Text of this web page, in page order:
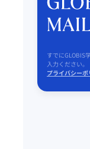
すでにGLOBIS
入力ください。
プライバシー